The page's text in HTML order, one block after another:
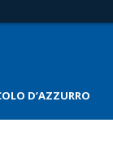
D’AZZURRO